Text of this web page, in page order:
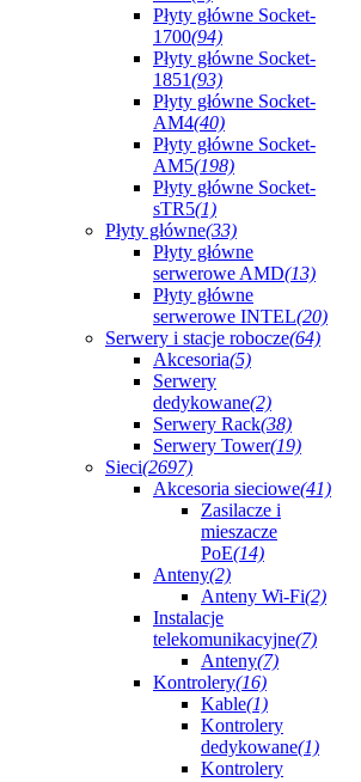
Płyty główne Socket-
1700(94)
Płyty główne Socket-
1851(93)
Płyty główne Socket-
AM4(40)
Płyty główne Socket-
AM5(198)
Płyty główne Socket-
sTR5(1)
Płyty główne(33)
Płyty główne
serwerowe AMD(13)
Płyty główne
serwerowe INTEL(20)
Serwery i stacje robocze(64)
Akcesoria(5)
Serwery
dedykowane(2)
Serwery Rack(38)
Serwery Tower(19)
Sieci(2697)
Akcesoria sieciowe(41)
Zasilacze i
mieszacze
PoE(14)
Anteny(2)
Anteny Wi-Fi(2)
Instalacje
telekomunikacyjne(7)
Anteny(7)
Kontrolery(16)
Kable(1)
Kontrolery
dedykowane(1)
Kontrolery